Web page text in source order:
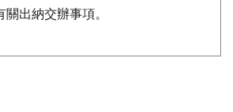
關出納交辦事項。